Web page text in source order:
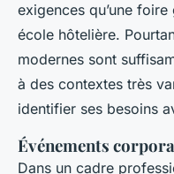
exigences qu’une
école hôtelière.
modernes sont
à des contextes très
identifier ses besoins
Événements
Dans un cadre